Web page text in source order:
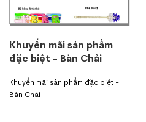
Khuyến mãi sản phẩm
đặc biệt - Bàn Chải
Khuyến mãi sản phẩm đặc biệt -
Bàn Chải